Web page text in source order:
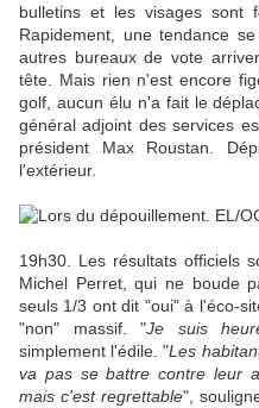
bulletins et les visages sont
Rapidement, une tendance
autres bureaux de vote
tête. Mais rien n'est encore
golf, aucun élu n'a fait le
général adjoint des services
président Max Roustan.
l'extérieur.
19h30. Les résultats officiels
Michel Perret, qui ne boude
seuls 1/3 ont dit "oui" à l'éco-
"non" massif. "Je suis
simplement l'édile. "Les
va pas se battre contre leur
mais c'est regrettable",